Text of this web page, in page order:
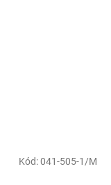
Kód:041-505-1/M